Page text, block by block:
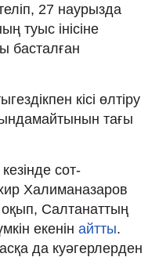
27 наурызда
туыс інісіне
басталған
кісі өлтіру
тағы
сот-
Халиманазаров
Салтанаттың
екенін айтты.
да куәгерлерден